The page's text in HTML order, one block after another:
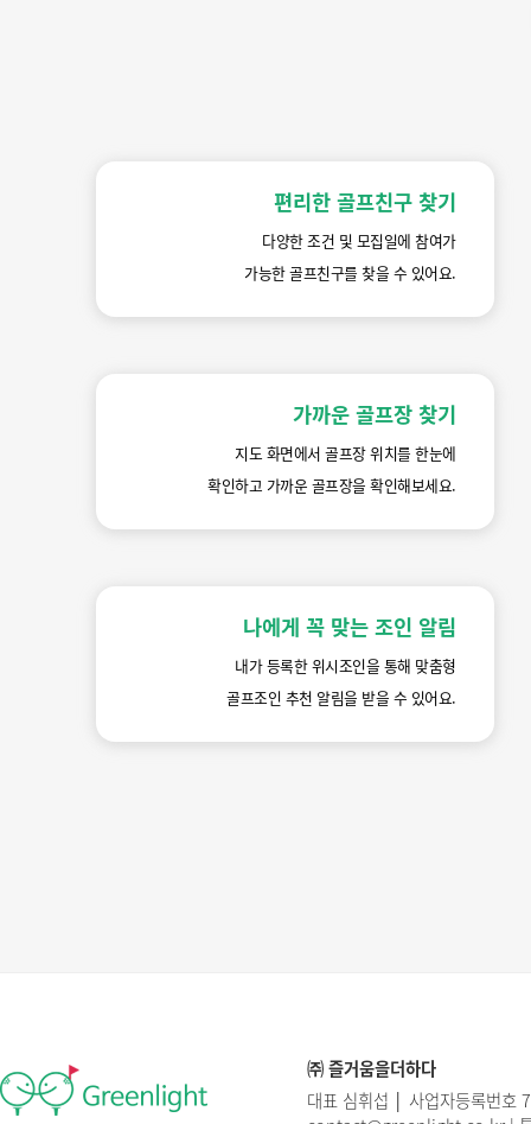
편리한 골프친구 찾기
다양한 조건 및 모집일에 참여가
가능한 골프친구를 찾을 수 있어요.
가까운 골프장 찾기
지도 화면에서 골프장 위치를 한눈에
확인하고 가까운 골프장을 확인해보세요.
나에게 꼭 맞는 조인 알림
내가 등록한 위시조인을 통해 맞춤형
골프조인 추천 알림을 받을 수 있어요.
㈜ 즐거움을더하다
대표 심휘섭 │ 사업자등록번